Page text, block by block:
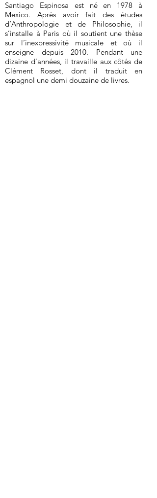
Santiago Espinosa est né en 1978 à
Mexico. Après avoir fait des études
d’Anthropologie et de Philosophie, il
s’installe à Paris où il soutient une thèse
sur l’inexpressivité musicale et où il
enseigne depuis 2010. Pendant une
dizaine d’années, il travaille aux côtés de
Clément Rosset, dont il traduit en
espagnol une demi douzaine de livres.